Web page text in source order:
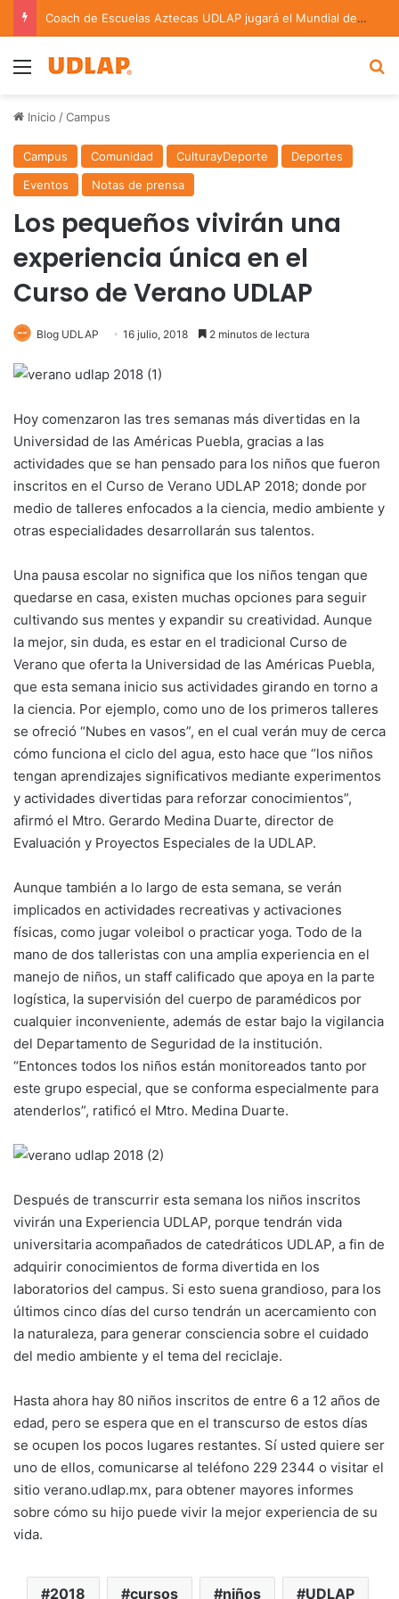
Coach de Escuelas Aztecas UDLAP jugará el Mundial de Flag Football en Alemania
Menu
Inicio /Campus
Campus Comunidad CulturayDeporte
Deportes
Eventos
Notas de prensa
Los pequeños vivirán una
experiencia única en el
Curso de Verano UDLAP
Blog UDLAP 16 julio, 2018 2 minutos de lectura
Hoy comenzaron las tres semanas más divertidas en la
Universidad de las Américas Puebla, gracias a las
actividades que se han pensado para los niños que fueron
inscritos en el Curso de Verano UDLAP 2018; donde por
medio de talleres enfocados a la ciencia, medio ambiente y
otras especialidades desarrollarán sus talentos.
Una pausa escolar no significa que los niños tengan que
quedarse en casa, existen muchas opciones para seguir
cultivando sus mentes y expandir su creatividad. Aunque
la mejor, sin duda, es estar en el tradicional Curso de
Verano que oferta la Universidad de las Américas Puebla,
que esta semana inicio sus actividades girando en torno a
la ciencia. Por ejemplo, como uno de los primeros talleres
se ofreció “Nubes en vasos”, en el cual verán muy de cerca
cómo funciona el ciclo del agua, esto hace que “los niños
tengan aprendizajes significativos mediante experimentos
y actividades divertidas para reforzar conocimientos”,
afirmó el Mtro. Gerardo Medina Duarte, director de
Evaluación y Proyectos Especiales de la UDLAP.
Aunque también a lo largo de esta semana, se verán
implicados en actividades recreativas y activaciones
físicas, como jugar voleibol o practicar yoga. Todo de la
mano de dos talleristas con una amplia experiencia en el
manejo de niños, un staff calificado que apoya en la parte
logística, la supervisión del cuerpo de paramédicos por
cualquier inconveniente, además de estar bajo la vigilancia
del Departamento de Seguridad de la institución.
“Entonces todos los niños están monitoreados tanto por
este grupo especial, que se conforma especialmente para
atenderlos”, ratificó el Mtro. Medina Duarte.
Después de transcurrir esta semana los niños inscritos
vivirán una Experiencia UDLAP, porque tendrán vida
universitaria acompañados de catedráticos UDLAP, a fin de
adquirir conocimientos de forma divertida en los
laboratorios del campus. Si esto suena grandioso, para los
últimos cinco días del curso tendrán un acercamiento con
la naturaleza, para generar consciencia sobre el cuidado
del medio ambiente y el tema del reciclaje.
Hasta ahora hay 80 niños inscritos de entre 6 a 12 años de
edad, pero se espera que en el transcurso de estos días
se ocupen los pocos lugares restantes. Sí usted quiere ser
uno de ellos, comunicarse al teléfono 229 2344 o visitar el
sitio verano.udlap.mx, para obtener mayores informes
sobre cómo su hijo puede vivir la mejor experiencia de su
vida.
2018 cursos niños UDLAP